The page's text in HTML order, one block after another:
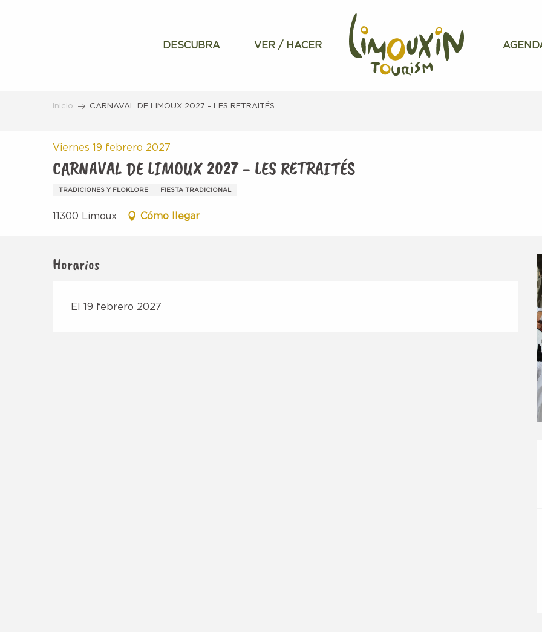
DESCUBRA VER / HACER
Inicio CARNAVAL DE LIMOUX 2027 - LES RETRAITÉS
Viernes 19 febrero 2027
CARNAVAL DE LIMOUX 2027 - LES RETRAITÉS
TRADICIONES Y FLOKLORE FIESTA TRADICIONAL
11300 Limoux Cómo llegar
Horarios
El 19 febrero 2027